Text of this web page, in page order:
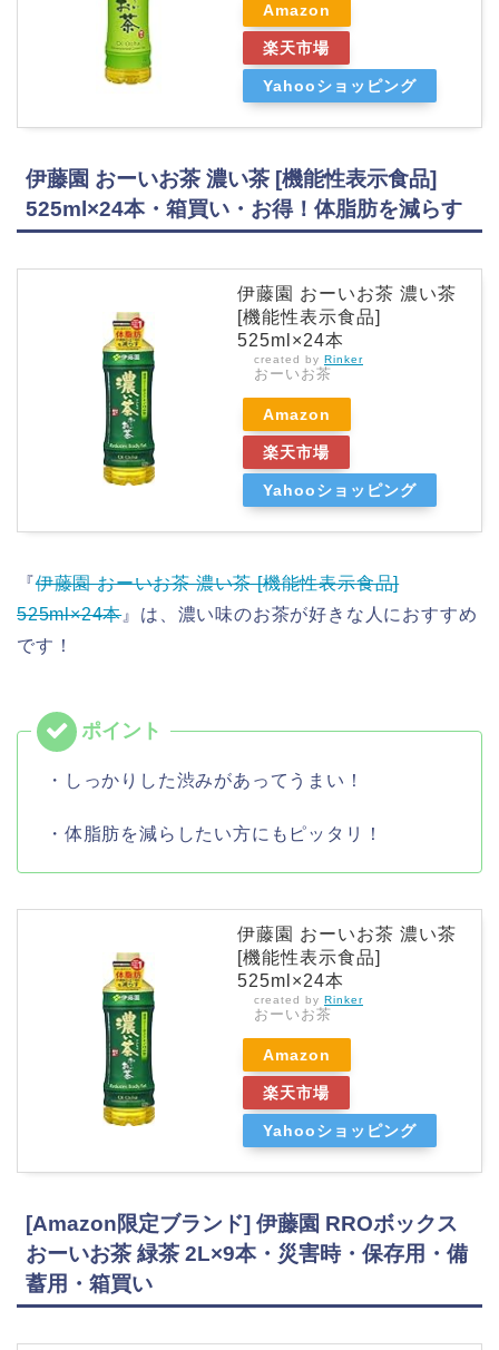
Amazon
楽天市場
Yahooショッピング
伊藤園 おーいお茶 濃い茶 [機能性表示食品]
525ml×24本・箱買い・お得！体脂肪を減らす
伊藤園 おーいお茶 濃い茶
[機能性表示食品]
525ml×24本
created by Rinker
おーいお茶
Amazon
楽天市場
Yahooショッピング
『伊藤園 おーいお茶 濃い茶 [機能性表示食品]
525ml×24本』は、濃い味のお茶が好きな人におすすめ
です！
・しっかりした渋みがあってうまい！
・体脂肪を減らしたい方にもピッタリ！
伊藤園 おーいお茶 濃い茶
[機能性表示食品]
525ml×24本
created by Rinker
おーいお茶
Amazon
楽天市場
Yahooショッピング
[Amazon限定ブランド] 伊藤園 RROボックス
おーいお茶 緑茶 2L×9本・災害時・保存用・備
蓄用・箱買い